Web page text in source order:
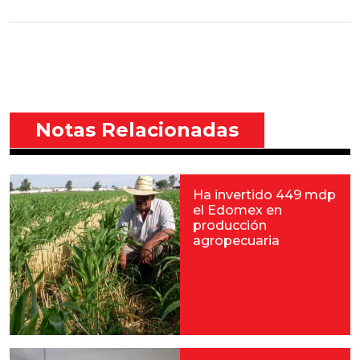
Notas Relacionadas
Ha invertido 449 mdp
el Edomex en
producción
agropecuaria